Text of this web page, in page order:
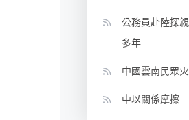
公務員赴陸探
多年
中國雲南民眾
中以關係摩擦